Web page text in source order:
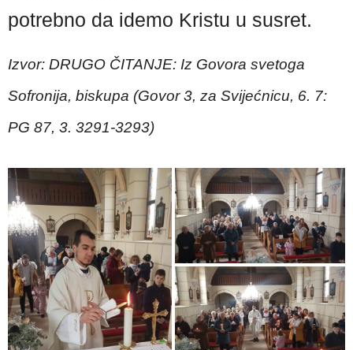
potrebno da idemo Kristu u susret.
Izvor: DRUGO ČITANJE: Iz Govora svetoga
Sofronija, biskupa (Govor 3, za Svijećnicu, 6. 7:
PG 87, 3. 3291-3293)